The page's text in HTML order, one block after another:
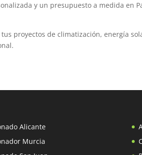
y un presupuesto a medida en
proyectos de climatización, energía
Alicante
Murcia